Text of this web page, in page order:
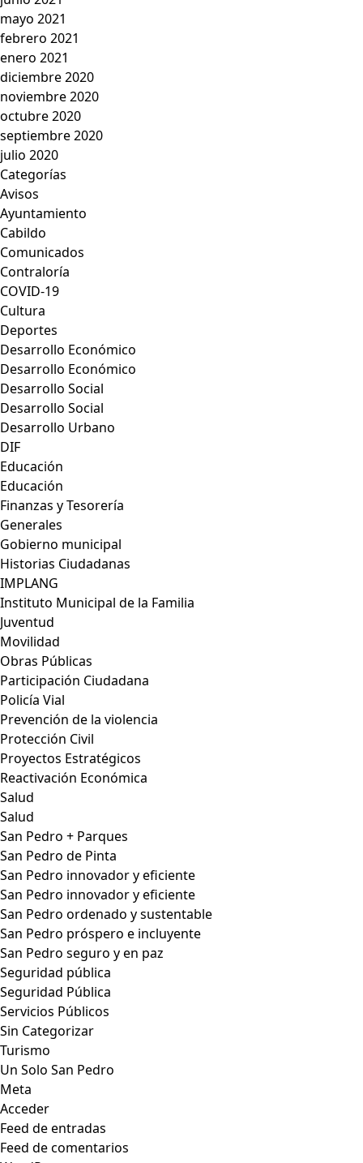
mayo 2021
febrero 2021
enero 2021
diciembre 2020
noviembre 2020
octubre 2020
septiembre 2020
julio 2020
Categorías
Avisos
Ayuntamiento
Cabildo
Comunicados
Contraloría
COVID-19
Cultura
Deportes
Desarrollo Económico
Desarrollo Económico
Desarrollo Social
Desarrollo Social
Desarrollo Urbano
DIF
Educación
Educación
Finanzas y Tesorería
Generales
Gobierno municipal
Historias Ciudadanas
IMPLANG
Instituto Municipal de la Familia
Juventud
Movilidad
Obras Públicas
Participación Ciudadana
Policía Vial
Prevención de la violencia
Protección Civil
Proyectos Estratégicos
Reactivación Económica
Salud
Salud
San Pedro + Parques
San Pedro de Pinta
San Pedro innovador y eficiente
San Pedro innovador y eficiente
San Pedro ordenado y sustentable
San Pedro próspero e incluyente
San Pedro seguro y en paz
Seguridad pública
Seguridad Pública
Servicios Públicos
Sin Categorizar
Turismo
Un Solo San Pedro
Meta
Acceder
Feed de entradas
Feed de comentarios